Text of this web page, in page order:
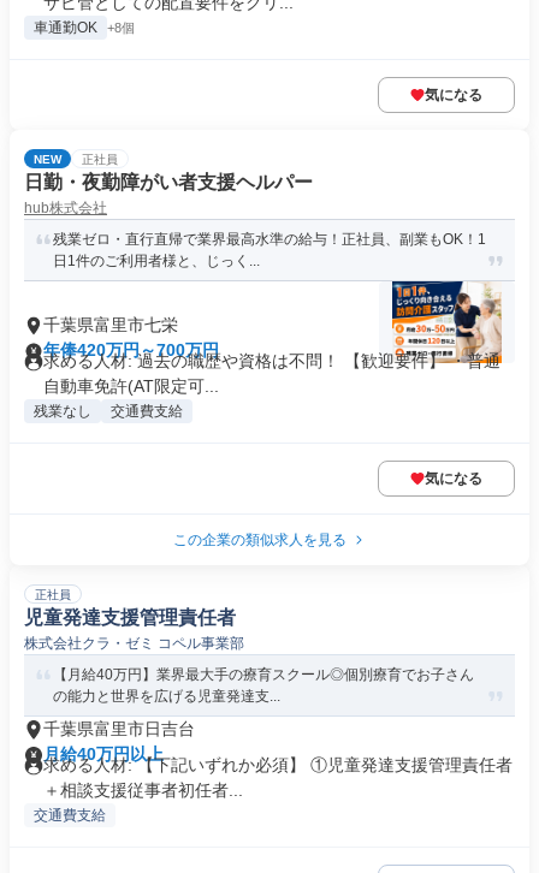
車通勤OK +8個
気になる
NEW 正社員
日勤・夜勤障がい者支援ヘルパー
hub株式会社
残業ゼロ・直行直帰で業界最高水準の給与！正社員、副業もOK！1
日1件のご利用者様と、じっく...
千葉県富里市七栄
年俸420万円～700万円
求める人材: 過去の職歴や資格は不問！ 【歓迎要件】 ・普通
自動車免許(AT限定可...
残業なし 交通費支給
気になる
この企業の類似求人を見る
正社員
児童発達支援管理責任者
株式会社クラ・ゼミ コペル事業部
【月給40万円】業界最大手の療育スクール◎個別療育でお子さん
の能力と世界を広げる児童発達支...
千葉県富里市日吉台
月給40万円以上
求める人材: 【下記いずれか必須】 ①児童発達支援管理責任者
＋相談支援従事者初任者...
交通費支給